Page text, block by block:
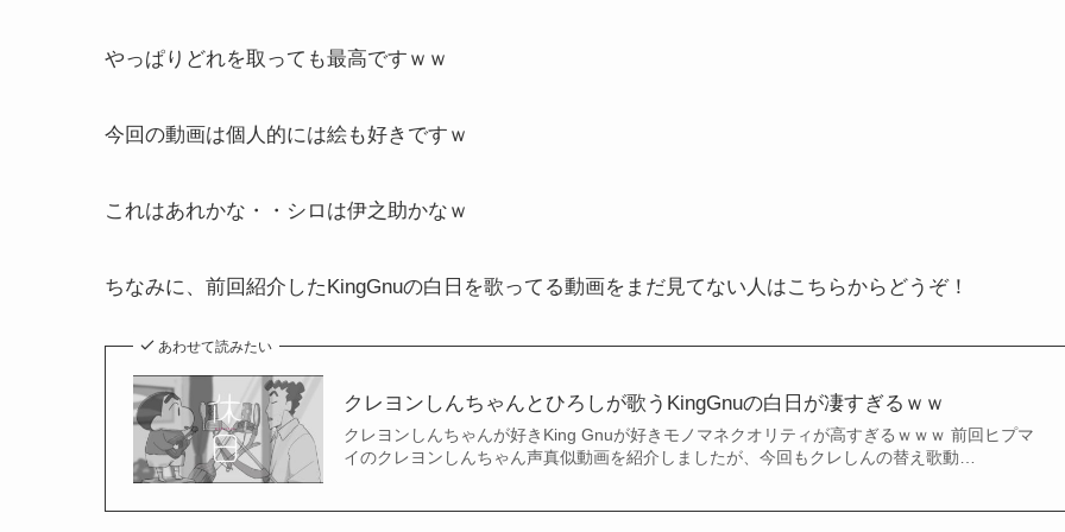
やっぱりどれを取っても最高ですｗｗ
今回の動画は個人的には絵も好きですｗ
これはあれかな・・シロは伊之助かなｗ
ちなみに、前回紹介したKingGnuの白日を歌ってる動画をまだ見てない人はこちらからどうぞ！
あわせて読みたい
クレヨンしんちゃんとひろしが歌うKingGnuの白日が凄すぎるｗｗ
クレヨンしんちゃんが好きKing Gnuが好きモノマネクオリティが高すぎるｗｗｗ 前回ヒプマ
イのクレヨンしんちゃん声真似動画を紹介しましたが、今回もクレしんの替え歌動…